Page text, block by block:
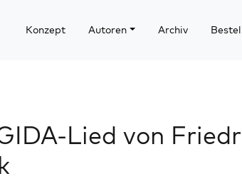
Konzept Autoren Archiv
Lied von